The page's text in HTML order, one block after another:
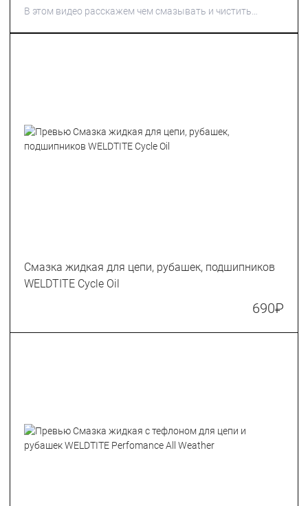
чистить велосипед?
В этом видео расскажем чем смазывать и чистить
Смазка жидкая для цепи, рубашек, подшипников
WELDTITE Cycle Oil
690₽